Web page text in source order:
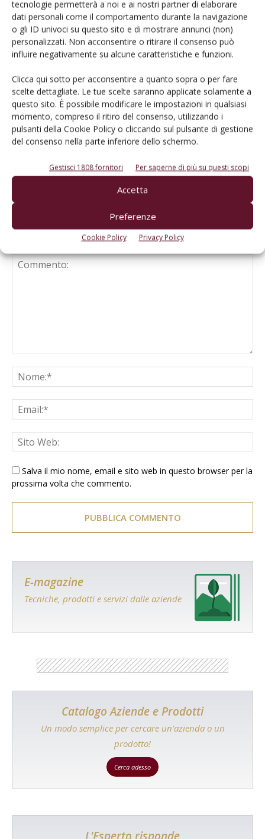
tecnologie permetterà a noi e ai nostri partner di elaborare
dati personali come il comportamento durante la navigazione
o gli ID univoci su questo sito e di mostrare annunci (non)
personalizzati. Non acconsentire o ritirare il consenso può
influire negativamente su alcune caratteristiche e funzioni.
Clicca qui sotto per acconsentire a quanto sopra o per fare
scelte dettagliate. Le tue scelte saranno applicate solamente a
questo sito. È possibile modificare le impostazioni in qualsiasi
momento, compreso il ritiro del consenso, utilizzando i
pulsanti della Cookie Policy o cliccando sul pulsante di gestione
del consenso nella parte inferiore dello schermo.
Gestisci 1808 fornitori Per saperne di più su questi scopi
Accetta
Preferenze
Cookie Policy Privacy Policy
Il consorzio DOC Delle Venezie
protagonista del confronto sul basso
grado naturale
Un ottimo bilancio 2025 per la Doc
Delle Venezie
Una Dop economy da 20,7 miliardi,
LASCIA UN COMMENTO
Salva il mio nome, email e sito web in questo browser per la
prossima volta che commento.
E-magazine
Tecniche, prodotti e servizi dalle aziende
Catalogo Aziende e Prodotti
Un modo semplice per cercare un'azienda o un
prodotto!
Cerca adesso